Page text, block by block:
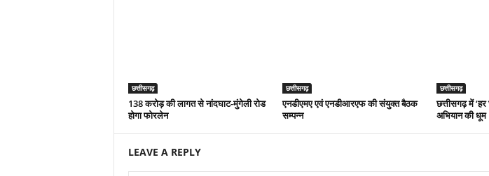
छत्तीसगढ़
138 करोड़ की लागत से नांदघाट-मुंगेली रोड
होगा फोरलेन
छत्तीसगढ़
एनडीएमए एवं एनडीआरएफ की संयुक्त बैठक
सम्पन्न
छत्तीसगढ़
छत्तीसगढ़ में ‘हर
अभियान की धूम
LEAVE A REPLY